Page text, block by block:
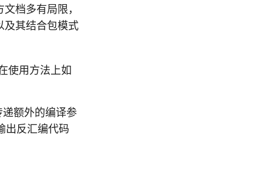
档多有局限，
及其结合包模式
使用方法上如
额外的编译参
出反汇编代码